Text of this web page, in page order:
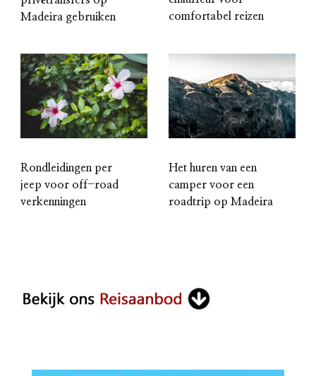
Madeira gebruiken
comfortabel reizen
Rondleidingen per
jeep voor off-road
verkenningen
Het huren van een
camper voor een
roadtrip op Madeira